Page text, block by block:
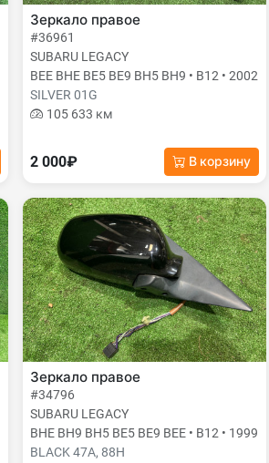
Зеркало правое
#36961
SUBARU LEGACY
BEE BHE BE5 BE9 BH5 BH9 • B12 • 2002
SILVER 01G
105 633 км
2 000₽ В корзину
Зеркало правое
#34796
SUBARU LEGACY
BHE BH9 BH5 BE5 BE9 BEE • B12 • 1999
BLACK 47A, 88H